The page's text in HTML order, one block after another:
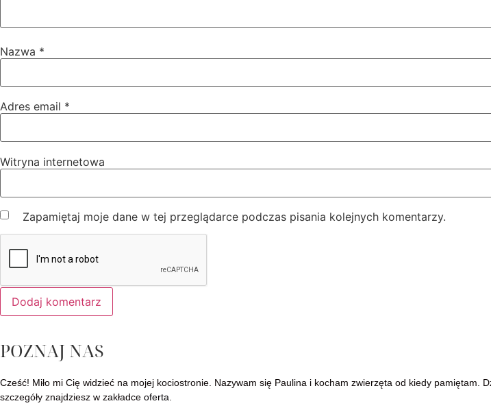
Nazwa *
Adres email *
Witryna internetowa
Zapamiętaj moje dane w tej przeglądarce podczas pisania kolejnych komentarzy.
POZNAJ NAS
Cześć! Miło mi Cię widzieć na mojej kociostronie. Nazywam się Paulina i kocham zwierzęta od kiedy
szczegóły znajdziesz w zakładce oferta